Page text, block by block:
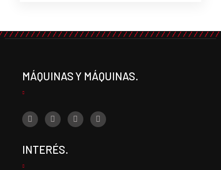
MÁQUINAS Y MÁQUINAS.
INTERÉS.